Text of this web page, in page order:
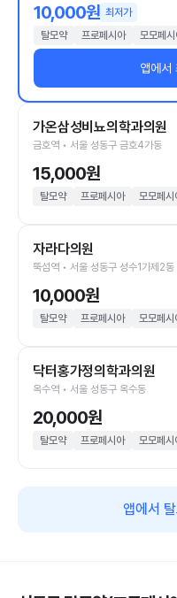
10,000원 최저가
탈모약
프로페시아 모모페시
앱에서
가온삼성비뇨의학과의원
금호역 • 서울 성동구 금호4가동
15,000원
탈모약 프로페시아 모모페시
자라다의원
뚝섬역 • 서울 성동구 성수1가제2동
10,000원
탈모약 프로페시아 모모페시
닥터홍가정의학과의원
옥수역 • 서울 성동구 옥수동
20,000원
탈모약 프로페시아 모모페시
앱에서